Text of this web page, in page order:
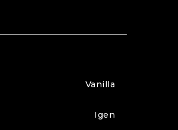
Vanilla
Igen